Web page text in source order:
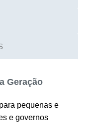
Geração
pequenas e
e governos